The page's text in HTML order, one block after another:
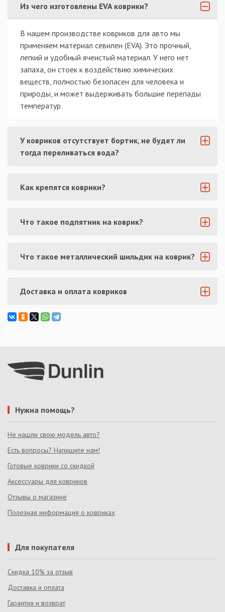
Из чего изготовлены EVA коврики?
В нашем производстве ковриков для авто мы
применяем материал севилен (EVA). Это прочный,
легкий и удобный ячеистый материал. У него нет
запаха, он стоек к воздействию химических
веществ, полностью безопасен для человека и
природы, и может выдерживать большие перепады
температур.
У ковриков отсутствует бортик, не будет ли
тогда переливаться вода?
Как крепятся коврики?
Что такое подпятник на коврик?
Что такое металлический шильдик на коврик?
Доставка и оплата ковриков
Нужна помощь?
Не нашли свою модель авто?
Есть вопросы? Напишите нам!
Готовые коврики со скидкой
Аксессуары для ковриков
Отзывы о магазине
Полезная информация о ковриках
Для покупателя
Скидка 10% за отзыв
Доставка и оплата
Гарантия и возврат